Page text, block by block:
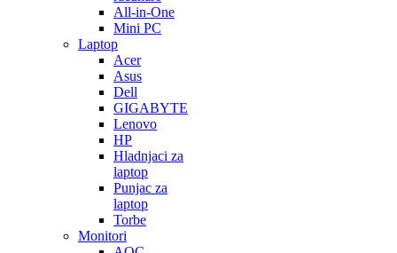
All-in-One
Mini PC
Laptop
Acer
Asus
Dell
GIGABYTE
Lenovo
HP
Hladnjaci za
laptop
Punjac za
laptop
Torbe
Monitori